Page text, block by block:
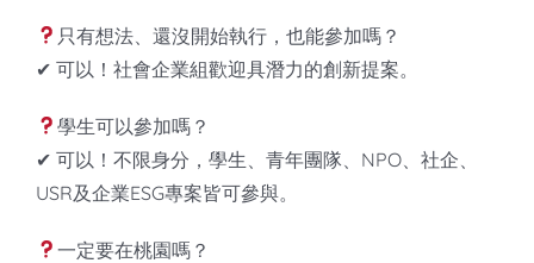
只有想法、還沒開始執行，也能參加嗎？
✔ 可以！社會企業組歡迎具潛力的創新提案。
學生可以參加嗎？
✔ 可以！不限身分，學生、青年團隊、NPO、社企、
USR及企業ESG專案皆可參與。
一定要在桃園嗎？